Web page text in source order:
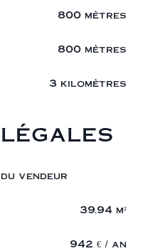
800 mètres
800 mètres
3 kilomètres
vendeur
39.94 m²
942 € / an